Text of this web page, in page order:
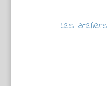
Les ateliers